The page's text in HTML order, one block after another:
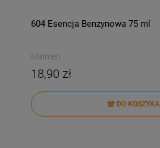
604 Esencja Benzynowa 75 ml
Maimeri
18,90 zł
DO KOSZYKA